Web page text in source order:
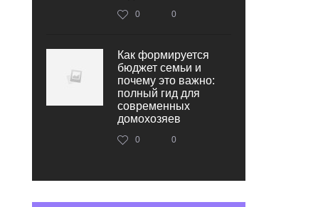
0 0
Как формируется
бюджет семьи и
почему это важно:
полный гид для
современных
домохозяев
0 0